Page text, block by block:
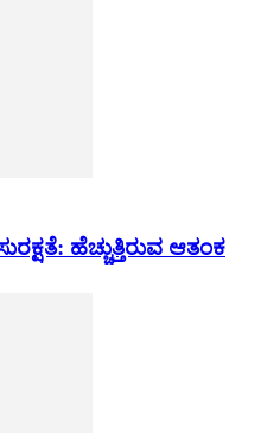
ಹೆಚ್ಚುತ್ತಿರುವ ಆತಂಕ